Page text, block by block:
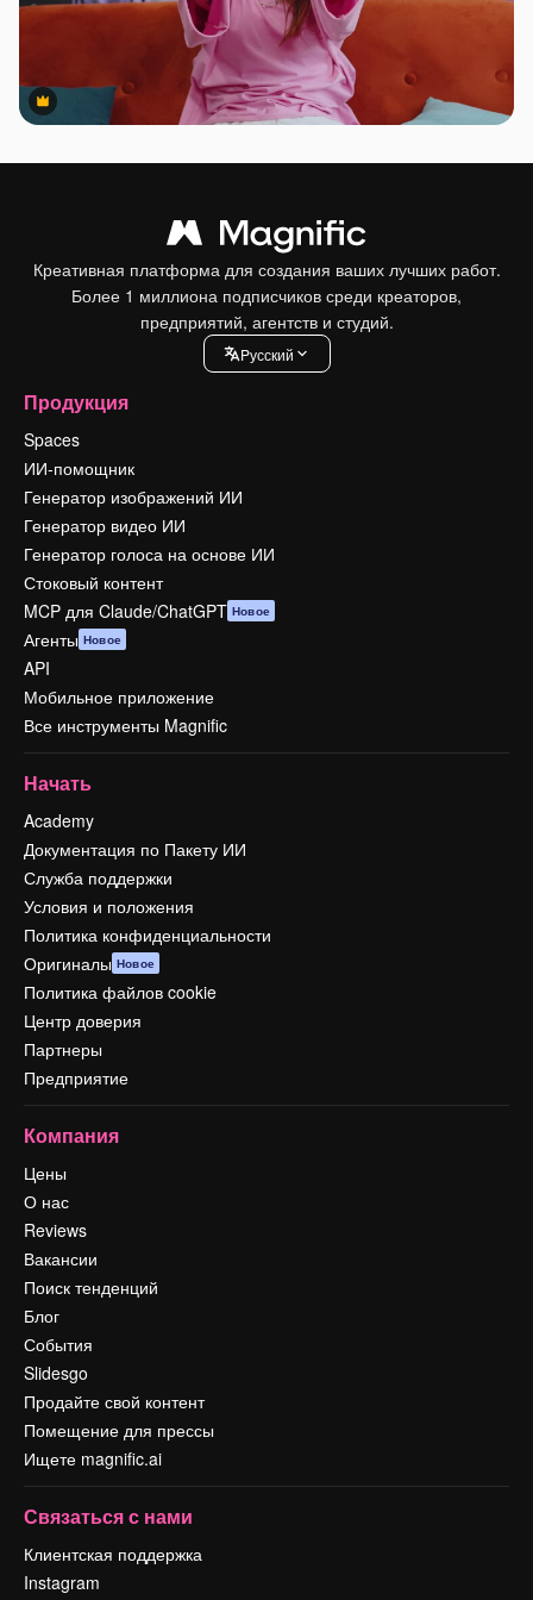
Premium
Premium
Креативная платформа для создания ваших лучших работ.
Более 1 миллиона подписчиков среди креаторов,
предприятий, агентств и студий.
Pусский
Продукция
Spaces
ИИ-помощник
Генератор изображений ИИ
Генератор видео ИИ
Генератор голоса на основе ИИ
Стоковый контент
MCP для Claude/ChatGPT Новое
Агенты Новое
API
Мобильное приложение
Все инструменты Magnific
Начать
Academy
Документация по Пакету ИИ
Служба поддержки
Условия и положения
Политика конфиденциальности
Оригиналы Новое
Политика файлов cookie
Центр доверия
Партнеры
Предприятие
Компания
Цены
О нас
Reviews
Вакансии
Поиск тенденций
Блог
События
Slidesgo
Продайте свой контент
Помещение для прессы
Ищете magnific.ai
Связаться с нами
Клиентская поддержка
Instagram